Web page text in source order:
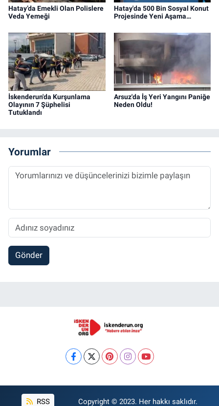
Hatay’da Emekli Olan Polislere
Veda Yemeği
Hatay'da 500 Bin Sosyal Konut
Projesinde Yeni Aşama…
İskenderun'da Kurşunlama
Olayının 7 Şüphelisi
Tutuklandı
Arsuz'da İş Yeri Yangını Paniğe
Neden Oldu!
Yorumlar
Gönder
RSS Copyright © 2023. Her hakkı saklıdır.